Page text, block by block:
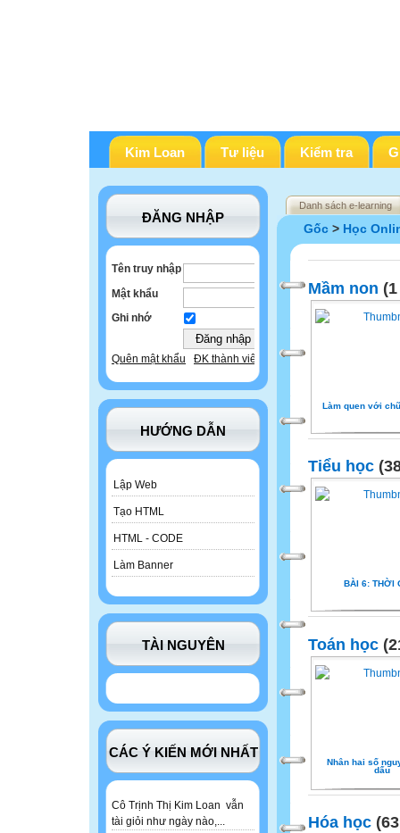
Kim Loan Tư liệu Kiểm tra
ĐĂNG NHẬP
Tên truy nhập
Mật khẩu
Ghi nhớ
Quên mật khẩu ĐK thành viên
HƯỚNG DẪN
Lập Web
Tạo HTML
HTML - CODE
Làm Banner
TÀI NGUYÊN
CÁC Ý KIẾN MỚI NHẤT
Cô Trịnh Thị Kim Loan vẫn
tài giỏi như ngày nào,...
Danh sách e-learning
Gốc > Học
Mầm non
Làm quen với
Tiểu học
BÀI 6: THỜI
Toán học
Nhân hai số
dấu
Hóa học